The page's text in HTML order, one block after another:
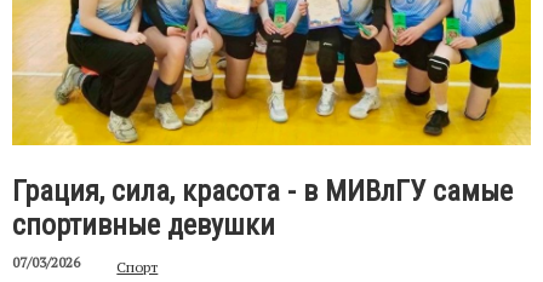
Грация, сила, красота - в МИВлГУ самые
спортивные девушки
07/03/2026 Спорт